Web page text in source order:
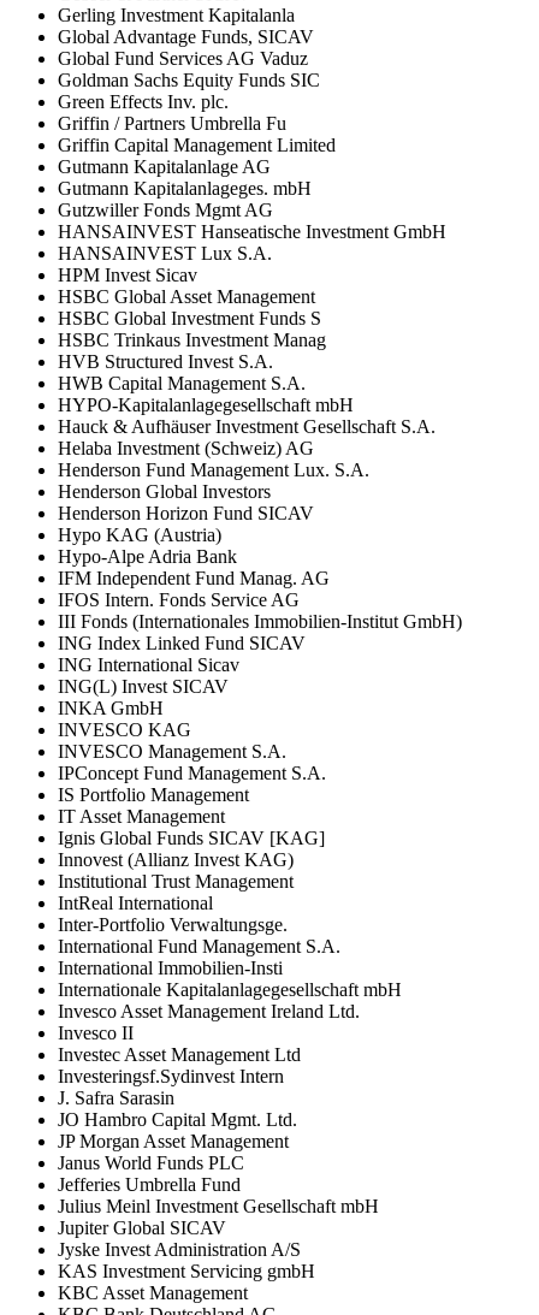
Gerling Investment Kapitalanla
Global Advantage Funds, SICAV
Global Fund Services AG Vaduz
Goldman Sachs Equity Funds SIC
Green Effects Inv. plc.
Griffin / Partners Umbrella Fu
Griffin Capital Management Limited
Gutmann Kapitalanlage AG
Gutmann Kapitalanlageges. mbH
Gutzwiller Fonds Mgmt AG
HANSAINVEST Hanseatische Investment GmbH
HANSAINVEST Lux S.A.
HPM Invest Sicav
HSBC Global Asset Management
HSBC Global Investment Funds S
HSBC Trinkaus Investment Manag
HVB Structured Invest S.A.
HWB Capital Management S.A.
HYPO-Kapitalanlagegesellschaft mbH
Hauck & Aufhäuser Investment Gesellschaft S.A.
Helaba Investment (Schweiz) AG
Henderson Fund Management Lux. S.A.
Henderson Global Investors
Henderson Horizon Fund SICAV
Hypo KAG (Austria)
Hypo-Alpe Adria Bank
IFM Independent Fund Manag. AG
IFOS Intern. Fonds Service AG
III Fonds (Internationales Immobilien-Institut GmbH)
ING Index Linked Fund SICAV
ING International Sicav
ING(L) Invest SICAV
INKA GmbH
INVESCO KAG
INVESCO Management S.A.
IPConcept Fund Management S.A.
IS Portfolio Management
IT Asset Management
Ignis Global Funds SICAV [KAG]
Innovest (Allianz Invest KAG)
Institutional Trust Management
IntReal International
Inter-Portfolio Verwaltungsge.
International Fund Management S.A.
International Immobilien-Insti
Internationale Kapitalanlagegesellschaft mbH
Invesco Asset Management Ireland Ltd.
Invesco II
Investec Asset Management Ltd
Investeringsf.Sydinvest Intern
J. Safra Sarasin
JO Hambro Capital Mgmt. Ltd.
JP Morgan Asset Management
Janus World Funds PLC
Jefferies Umbrella Fund
Julius Meinl Investment Gesellschaft mbH
Jupiter Global SICAV
Jyske Invest Administration A/S
KAS Investment Servicing gmbH
KBC Asset Management